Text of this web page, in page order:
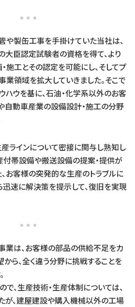
や製缶工事を手掛けていた当社は、
大臣認定試験者の資格を得て、より
施工とその認定を可能にし、そしてプ
業領域を拡大していきました。そこで
ハウを基に、石油・化学系以外のお客
自動車産業の設備設計・施工の分野
ラインについて密接に関与し熟知し
付帯設備や搬送設備の提案・提供が
お客様の突発的な生産のトラブルに
迅速に解決策を提示して、復旧を実現
業は、お客様の部品の供給不足をカ
ら、全く違う分野に挑戦することを
、生産技術・生産体制については、
が、建屋建設や購入機械以外の工場